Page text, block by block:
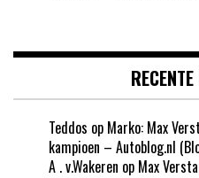
Teddos op Marko: Max
kampioen – Autoblog.nl
A . v.Wakeren op Max